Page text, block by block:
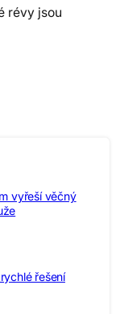
révy jsou
vyřeší věčný
řešení